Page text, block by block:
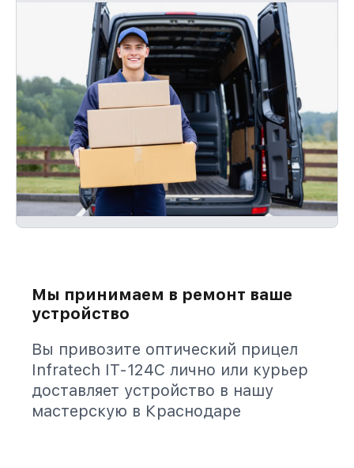
Мы принимаем в ремонт ваше
устройство
Вы привозите оптический прицел
Infratech IT-124C лично или курьер
доставляет устройство в нашу
мастерскую в Краснодаре